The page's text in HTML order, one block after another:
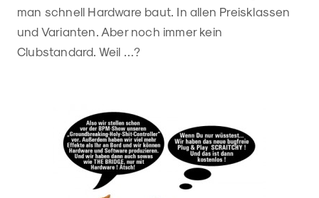
man schnell Hardware baut. In allen Preisklassen
und Varianten. Aber noch immer kein
Clubstandard. Weil …?